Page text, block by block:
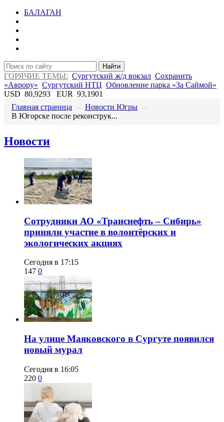
БАЛАГАН
Найти
ГОРЯЧИЕ ТЕМЫ: Сургутский ж/д вокзал Сохранить
«Аврору» Сургутский НТЦ Обновление парка «За Саймой»
USD 80,9293 EUR 93,1901
Главная страница → Новости Югры →
В Югорске после реконструк...
Новости
Сотрудники АО «Транснефть – Сибирь»
приняли участие в волонтёрских и
экологических акциях
Сегодня в 17:15
147 0
​На улице Маяковского в Сургуте появился
новый мурал
Сегодня в 16:05
220 0